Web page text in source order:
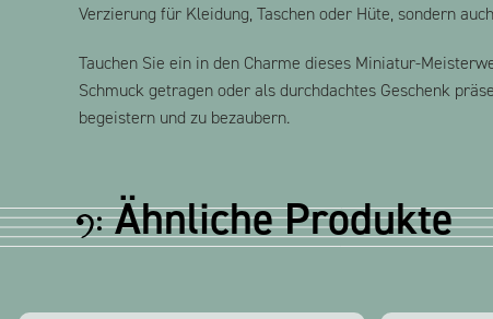
Verzierung für Kleidung, Taschen oder Hüte, sondern
Tauchen Sie ein in den Charme dieses Miniatur-
Schmuck getragen oder als durchdachtes Geschenk
begeistern und zu bezaubern.
Ähnliche Produkte